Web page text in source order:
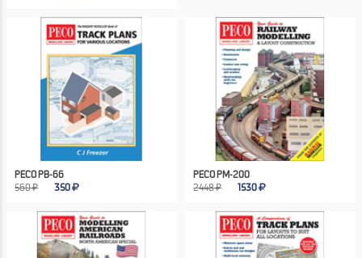
PECO PB-66
560 ₽
350
PECO PM-200
2448 ₽
1530